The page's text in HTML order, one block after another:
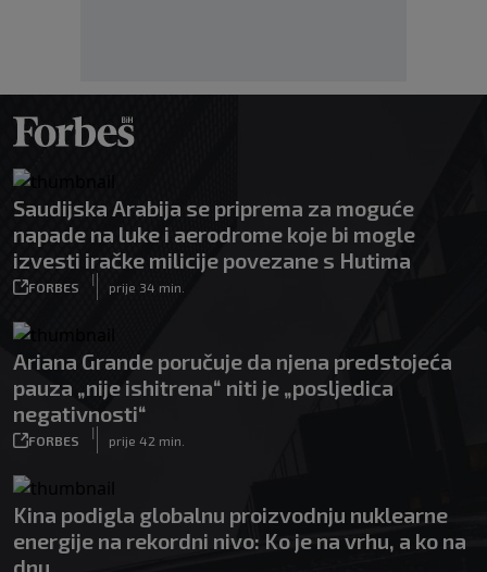
Saudijska Arabija se priprema za moguće
napade na luke i aerodrome koje bi mogle
izvesti iračke milicije povezane s Hutima
FORBES
|
prije 34 min.
Ariana Grande poručuje da njena predstojeća
pauza „nije ishitrena“ niti je „posljedica
negativnosti“
FORBES
|
prije 42 min.
Kina podigla globalnu proizvodnju nuklearne
energije na rekordni nivo: Ko je na vrhu, a ko na
dnu